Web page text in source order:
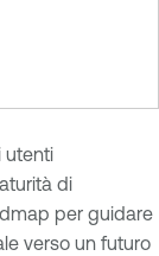
utenti
di
per guidare
verso un futuro